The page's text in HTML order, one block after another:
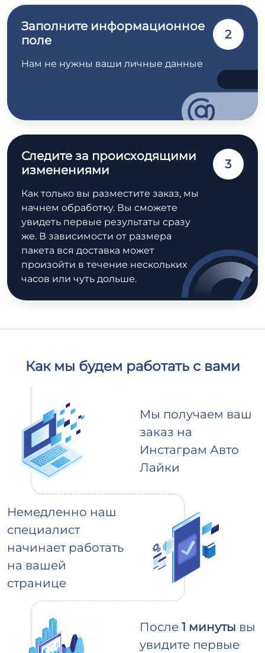
Заполните информационное
поле
Нам не нужны ваши личные данные
2
Следите за происходящими
изменениями
Как только вы разместите заказ, мы
начнем обработку. Вы сможете
увидеть первые результаты сразу
же. В зависимости от размера
пакета вся доставка может
произойти в течение нескольких
часов или чуть дольше.
3
Как мы будем работать с вами
Мы получаем ваш
заказ на
Инстаграм Авто
Лайки
Немедленно наш
специалист
начинает работать
на вашей
странице
После 1 минуты вы
увидите первые